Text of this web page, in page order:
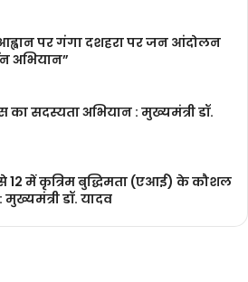
पर गंगा दशहरा पर जन आंदोलन
अभियान”
सदस्यता अभियान : मुख्यमंत्री डॉ.
से 12 में कृ‍त्रिम बुद्धिमता (एआई) के कौशल
डॉ. यादव